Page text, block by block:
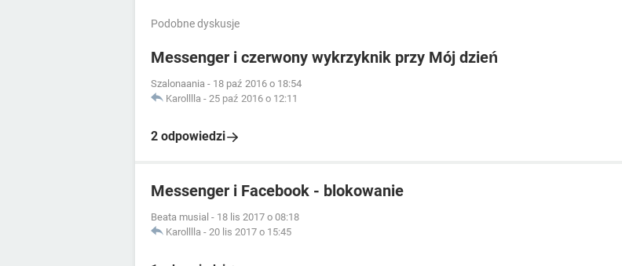
Podobne dyskusje
Messenger i czerwony wykrzyknik przy Mój dzień
Szalonaania - 18 paź 2016 o 18:54
Karolllla - 25 paź 2016 o 12:11
2 odpowiedzi
Messenger i Facebook - blokowanie
Beata musial - 18 lis 2017 o 08:18
Karolllla - 20 lis 2017 o 15:45